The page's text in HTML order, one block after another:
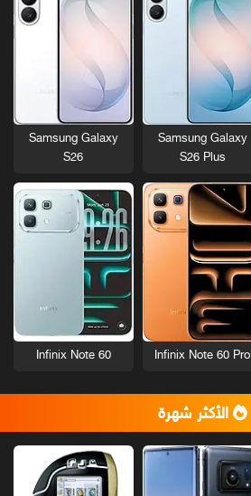
Samsung Galaxy
S26 Plus
Samsung Galaxy
S26
Infinix Note 60 Pro
Infinix Note 60
الأكثر شهرة